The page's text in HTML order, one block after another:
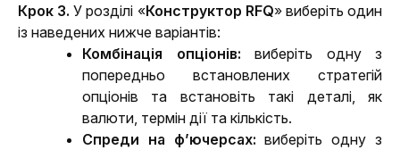
Крок 3. У розділі «Конструктор RFQ» виберіть один
із наведених нижче варіантів:
Комбінація опціонів: виберіть одну з
попередньо встановлених стратегій
опціонів та встановіть такі деталі, як
валюти, термін дії та кількість.
Спреди на ф’ючерсах: виберіть одну з